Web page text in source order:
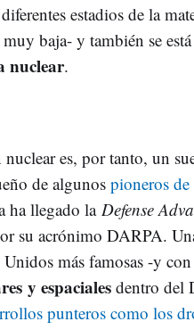
estadios de la
baja- y también se está
nuclear.
es, por tanto, un
de algunospioneros
ha llegado la Defense
su acrónimo DARPA.
más famosas -y
y espaciales dentro del
punteros como los